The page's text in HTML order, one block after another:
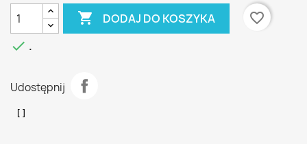
 DODAJ DO KOSZYKA
favorite_border
 .
Udostępnij